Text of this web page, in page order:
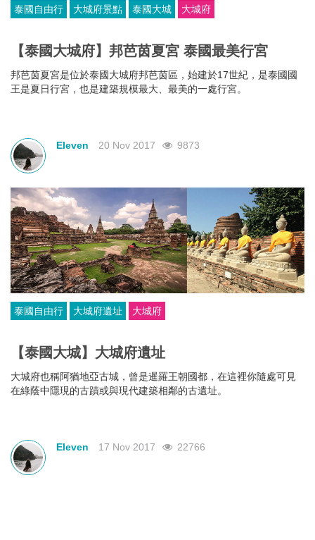
泰國自由行 大城府景點 泰國大城 大城府
【泰國大城府】邦芭茵夏宮 泰國最美行宮
邦芭茵夏宮是位於泰國大城府邦芭茵區，始建於17世紀，是泰國國
王是夏日行宮，也是建築規模最大、最美的一處行宮。
Eleven 20 Nov 2017 9873
泰國自由行 大城府遺址 大城府
【泰國大城】大城府遺址
大城府也稱阿猶地亞古城，曾是暹羅王朝國都，在這裡你隨處可見
在綠蔭中隱現的古蹟或與現代建築相鄰的古遺址。
Eleven 17 Nov 2017 22766